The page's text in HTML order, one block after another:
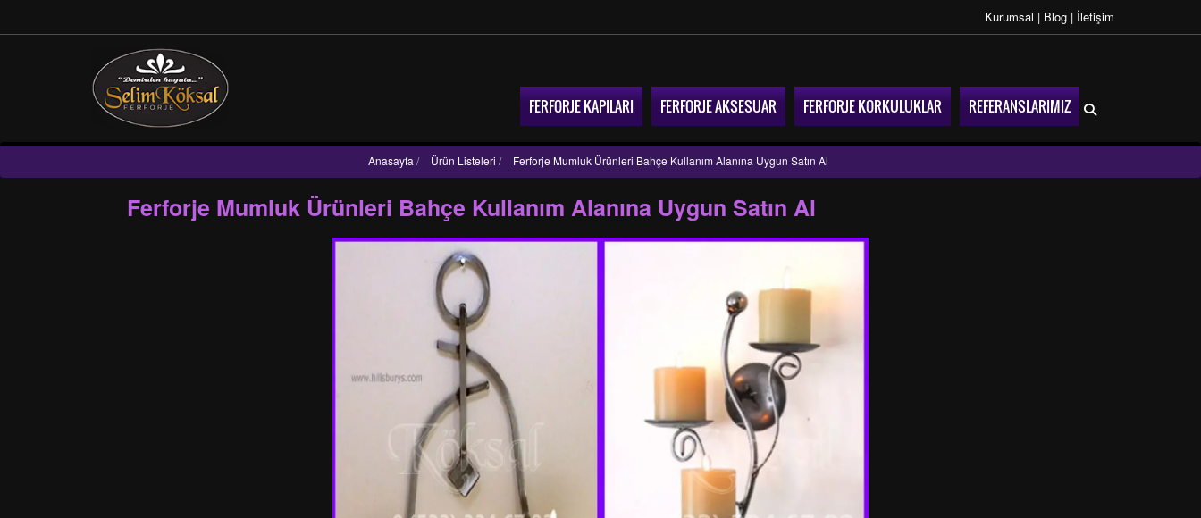
Kurumsal | Blog | İletişim
FERFORJE KAPILARI FERFORJE AKSESUAR FERFORJE KORKULUKLAR REFERANSLARIMIZ
Anasayfa / Ürün Listeleri / Ferforje Mumluk Ürünleri Bahçe Kullanım Alanına Uygun Satın Al
Ferforje Mumluk Ürünleri Bahçe Kullanım Alanına Uygun Satın Al